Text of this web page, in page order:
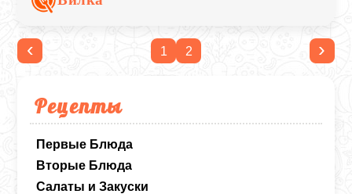
Рецепты
Первые Блюда
Вторые Блюда
Салаты и Закуски
‹ 1 2 ›